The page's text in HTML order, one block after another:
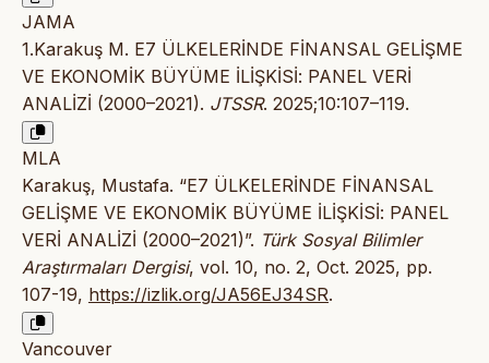
JAMA
1.Karakuş M. E7 ÜLKELERİNDE FİNANSAL GELİŞME
VE EKONOMİK BÜYÜME İLİŞKİSİ: PANEL VERİ
ANALİZİ (2000–2021). JTSSR. 2025;10:107–119.
MLA
Karakuş, Mustafa. “E7 ÜLKELERİNDE FİNANSAL
GELİŞME VE EKONOMİK BÜYÜME İLİŞKİSİ: PANEL
VERİ ANALİZİ (2000–2021)”. Türk Sosyal Bilimler
Araştırmaları Dergisi, vol. 10, no. 2, Oct. 2025, pp.
107-19, https://izlik.org/JA56EJ34SR.
Vancouver